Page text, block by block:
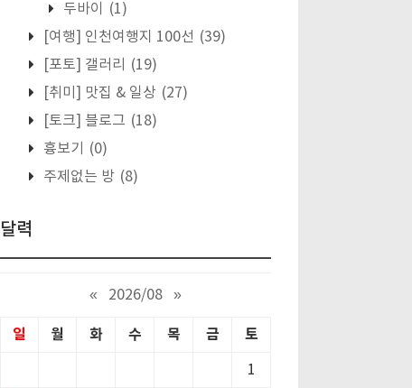
두바이
(1)
[여행] 인천여행지 100선 (39)
[포토] 갤러리
(19)
[취미] 맛집 & 일상 (27)
[토크] 블로그 (18)
흉보기
(0)
주제없는 방 (8)
달력
« 2026/08 »
일 월 화 수 목 금 토
1